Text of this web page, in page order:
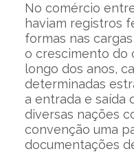
No comércio
haviam registros
formas nas
o crescimento do
longo dos anos,
determinadas
a entrada e saída
diversas nações
convenção uma
documentações